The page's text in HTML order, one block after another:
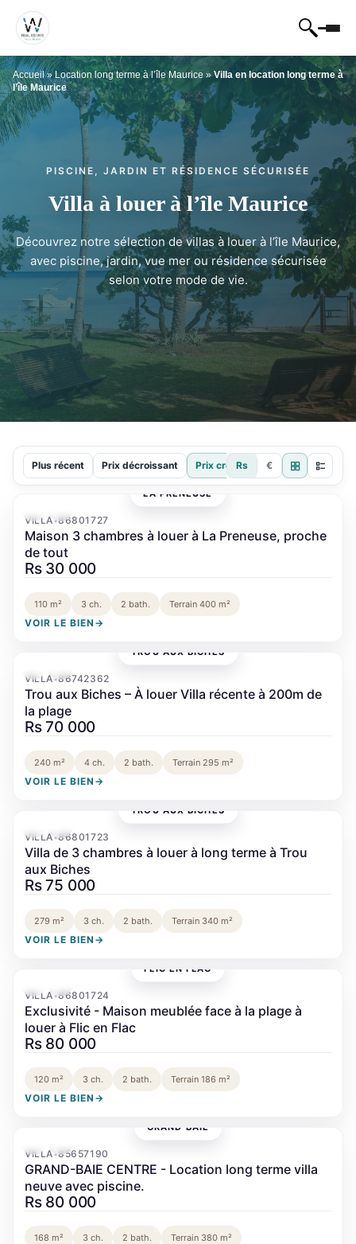
Accueil»Location long terme à l’île Maurice » Villa en location long terme à
l’île Maurice
PISCINE, JARDIN ET RÉSIDENCE SÉCURISÉE
Villa à louer à l’île Maurice
Découvrez notre sélection de villas à louer à l’île Maurice,
avec piscine, jardin, vue mer ou résidence sécurisée
selon votre mode de vie.
Plus récent Prix décroissant Prix croissant
Rs €
LA PRENEUSE
VILLA•86801727
Maison 3 chambres à louer à La Preneuse, proche
de tout
Rs 30 000
110 m² 3 ch. 2 bath. Terrain 400 m²
VOIR LE BIEN →
TROU AUX BICHES
VILLA•86742362
Trou aux Biches – À louer Villa récente à 200m de
la plage
Rs 70 000
240 m² 4 ch. 2 bath. Terrain 295 m²
VOIR LE BIEN →
TROU AUX BICHES
VILLA•86801723
Villa de 3 chambres à louer à long terme à Trou
aux Biches
Rs 75 000
279 m² 3 ch. 2 bath. Terrain 340 m²
VOIR LE BIEN →
FLIC EN FLAC
VILLA•86801724
Exclusivité - Maison meublée face à la plage à
louer à Flic en Flac
Rs 80 000
120 m² 3 ch. 2 bath. Terrain 186 m²
VOIR LE BIEN →
GRAND BAIE
VILLA•85657190
GRAND-BAIE CENTRE - Location long terme villa
neuve avec piscine.
Rs 80 000
168 m² 3 ch. 2 bath. Terrain 380 m²